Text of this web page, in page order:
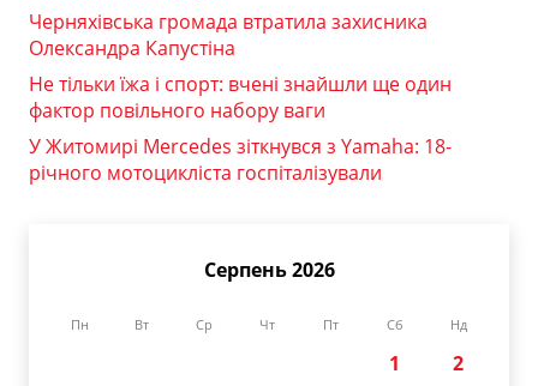
Черняхівська громада втратила захисника
Олександра Капустіна
Не тільки їжа і спорт: вчені знайшли ще один
фактор повільного набору ваги
У Житомирі Mercedes зіткнувся з Yamaha: 18-
річного мотоцикліста госпіталізували
Серпень 2026
Пн Вт Ср Чт Пт Сб Нд
1
2